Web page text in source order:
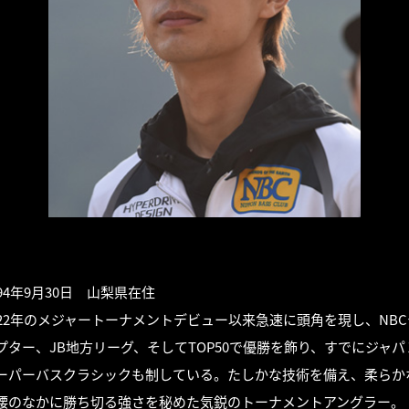
年9月30日 山梨県在住
年のメジャートーナメントデビュー以来急速に頭角を現し、
ター、JB地方リーグ、そしてTOP50で優勝を飾り、すでにジャパ
パーバスクラシックも制している。たしかな技術を備え、柔らか
のなかに勝ち切る強さを秘めた気鋭のトーナメントアングラー。